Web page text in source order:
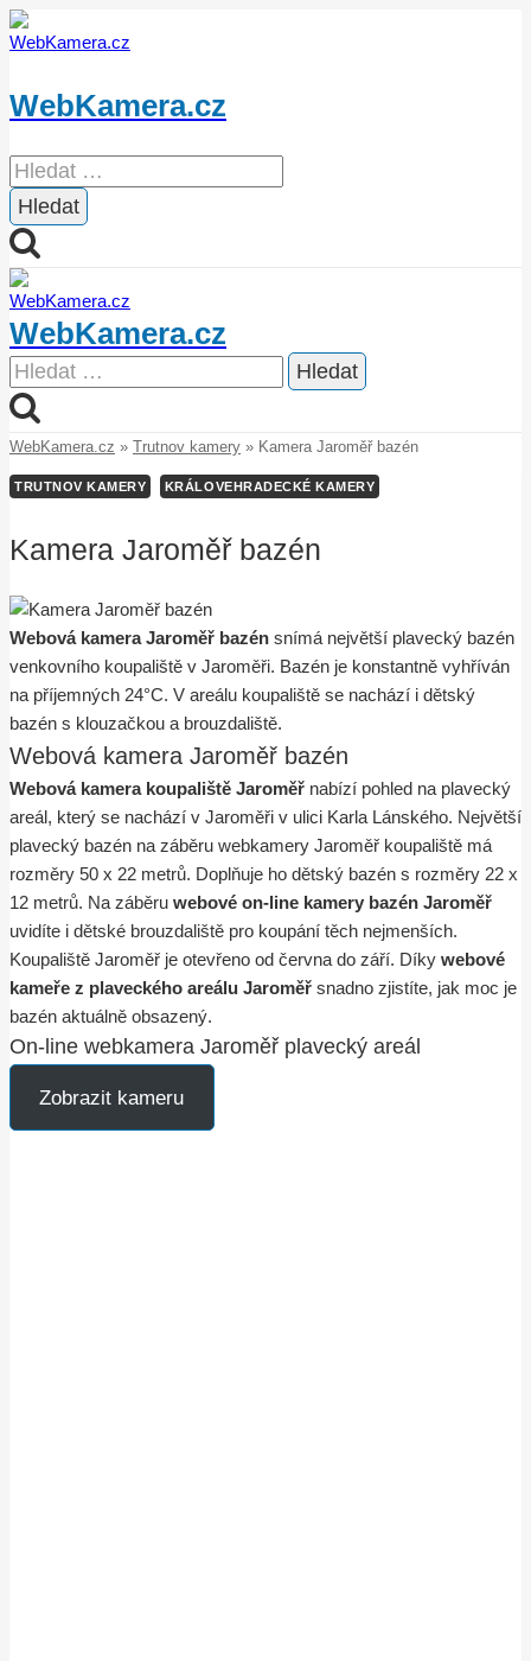
Přeskočit
na
WebKamera.cz
Vyhledávání
WebKamera.cz
Vyhledávání
WebKamera.cz » Trutnov kamery » Kamera Jaroměř bazén
TRUTNOV KAMERY KRÁLOVEHRADECKÉ KAMERY
Kamera Jaroměř bazén
Webová kamera Jaroměř bazén snímá největší plavecký bazén
venkovního koupaliště v Jaroměři. Bazén je konstantně vyhříván
na příjemných 24°C. V areálu koupaliště se nachází i dětský
bazén s klouzačkou a brouzdaliště.
Webová kamera Jaroměř bazén
Webová kamera koupaliště Jaroměř nabízí pohled na plavecký
areál, který se nachází v Jaroměři v ulici Karla Lánského. Největší
plavecký bazén na záběru webkamery Jaroměř koupaliště má
rozměry 50 x 22 metrů. Doplňuje ho dětský bazén s rozměry 22 x
12 metrů. Na záběru webové on-line kamery bazén Jaroměř
uvidíte i dětské brouzdaliště pro koupání těch nejmenších.
Koupaliště Jaroměř je otevřeno od června do září. Díky webové
kameře z plaveckého areálu Jaroměř snadno zjistíte, jak moc je
bazén aktuálně obsazený.
On-line webkamera Jaroměř plavecký areál
Zobrazit kameru